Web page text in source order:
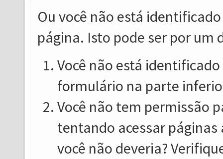
Ou você não está
página. Isto pode ser por um
Você não está
formulário na parte
Você não tem permissão
tentando acessar
você não deveria?